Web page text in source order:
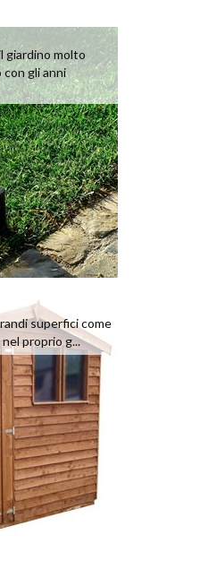
giardino molto
con gli anni
superfici come
proprio g...